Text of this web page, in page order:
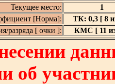
Текущее место:
1
[Норма]:
ТК: 0,3 [ 8
разряда [ очки ]:
КМС [ 11
об